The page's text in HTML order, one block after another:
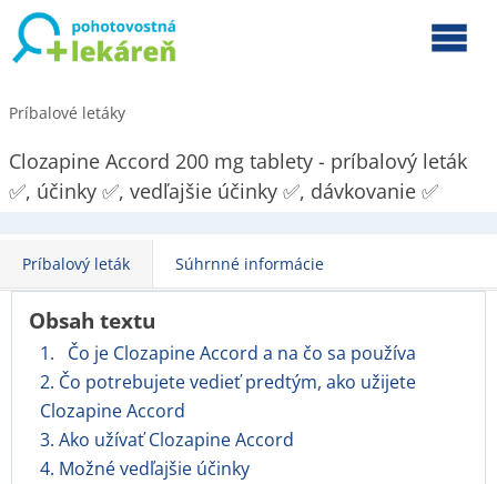
Príbalové letáky
Clozapine Accord 200 mg tablety - príbalový leták
✅, účinky ✅, vedľajšie účinky ✅, dávkovanie ✅
Príbalový leták Súhrnné informácie
Obsah textu
1. Čo je Clozapine Accord a na čo sa používa
2. Čo potrebujete vedieť predtým, ako užijete
Clozapine Accord
3. Ako užívať Clozapine Accord
4. Možné vedľajšie účinky